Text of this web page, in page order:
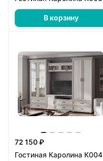
В корзину
72 150 ₽
Гостиная Каролина К004